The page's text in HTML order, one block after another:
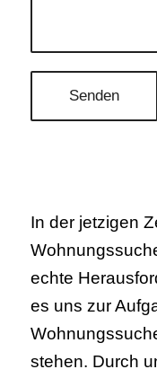
In der jetzigen
echte
es uns zur
stehen. Durch